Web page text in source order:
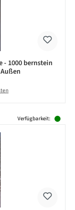
1000 bernstein
Verfügbarkeit: